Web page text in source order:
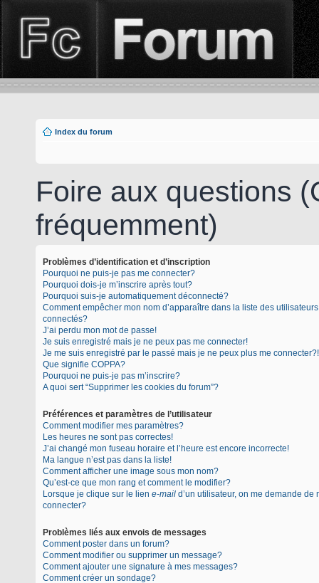
Index du forum
Foire aux questions
fréquemment)
Problèmes d’identification et d’inscription
Pourquoi ne puis-je pas me connecter?
Pourquoi dois-je m’inscrire après tout?
Pourquoi suis-je automatiquement déconnecté?
Comment empêcher mon nom d’apparaître dans la liste des utilisateurs
connectés?
J’ai perdu mon mot de passe!
Je suis enregistré mais je ne peux pas me connecter!
Je me suis enregistré par le passé mais je ne peux plus me connecter?!
Que signifie COPPA?
Pourquoi ne puis-je pas m’inscrire?
A quoi sert “Supprimer les cookies du forum”?
Préférences et paramètres de l’utilisateur
Comment modifier mes paramètres?
Les heures ne sont pas correctes!
J’ai changé mon fuseau horaire et l’heure est encore incorrecte!
Ma langue n’est pas dans la liste!
Comment afficher une image sous mon nom?
Qu’est-ce que mon rang et comment le modifier?
Lorsque je clique sur le lien e-mail d’un utilisateur, on me demande de
connecter?
Problèmes liés aux envois de messages
Comment poster dans un forum?
Comment modifier ou supprimer un message?
Comment ajouter une signature à mes messages?
Comment créer un sondage?